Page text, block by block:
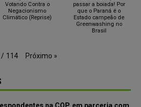
Votando Contra o
Negacionismo
Climático (Reprise)
passar a boiada! Por
que o Paraná é o
Estado campeão de
Greenwashing no
Brasil
/ 114 Próximo »